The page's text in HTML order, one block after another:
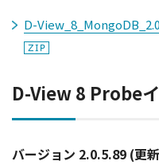
D-
D-View 8 Probe
バージョン 2.0.5.89 (更